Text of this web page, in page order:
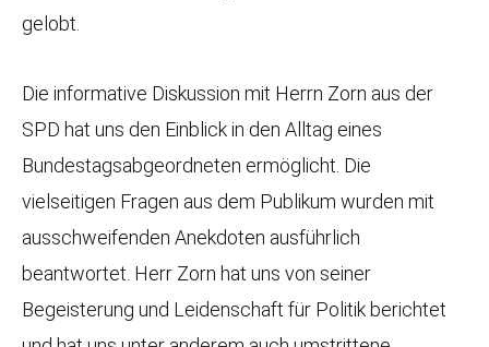
gelobt.
Die informative Diskussion mit Herrn Zorn aus der
SPD hat uns den Einblick in den Alltag eines
Bundestagsabgeordneten ermöglicht. Die
vielseitigen Fragen aus dem Publikum wurden mit
ausschweifenden Anekdoten ausführlich
beantwortet. Herr Zorn hat uns von seiner
Begeisterung und Leidenschaft für Politik berichtet